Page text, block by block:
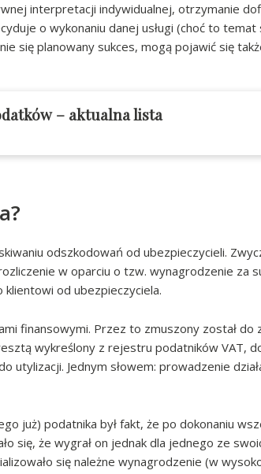
interpretacji indywidualnej, otrzymanie
o wykonaniu danej usługi (choć to
się planowany sukces, mogą pojawić się
– aktualna lista
odszkodowań od ubezpieczycieli.
w oparciu o tzw. wynagrodzenie za
od ubezpieczyciela.
finansowymi. Przez to zmuszony został do
wykreślony z rejestru podatników VAT,
utylizacji. Jednym słowem: prowadzenie
już) podatnika był fakt, że po dokonaniu
się, że wygrał on jednak dla jednego ze
się należne wynagrodzenie (w